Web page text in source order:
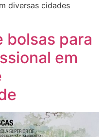
diversas cidades
bolsas para
em